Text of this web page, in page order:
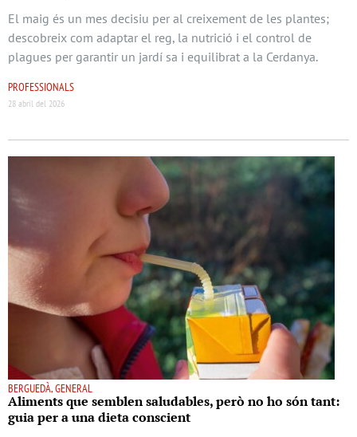
El maig és un mes decisiu per al creixement de les plantes;
descobreix com adaptar el reg, la nutrició i el control de
plagues per garantir un jardí sa i equilibrat a la Cerdanya.
PROFESSIONALS
28 abril del 2026
BERGUEDÀ, GENERAL
Aliments que semblen saludables, però no ho són tant:
guia per a una dieta conscient